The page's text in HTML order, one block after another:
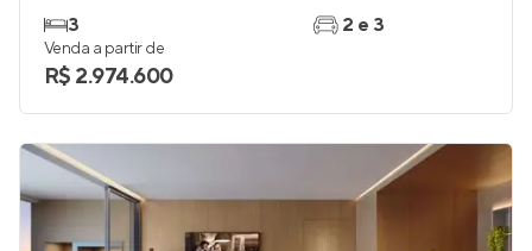
3
2 e 3
Venda a partir de
R$ 2.974.600